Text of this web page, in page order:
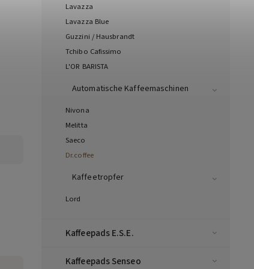
Lavazza
Lavazza Blue
Guzzini / Hausbrandt
Tchibo Cafissimo
L'OR BARISTA
Automatische Kaffeemaschinen
Nivona
Melitta
Saeco
Dr.coffee
Kaffeetropfer
Lord
Kaffeepads E.S.E.
Kaffeepads Senseo